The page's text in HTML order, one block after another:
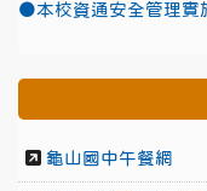
●本校資通安全管理實
龜山國中午餐網